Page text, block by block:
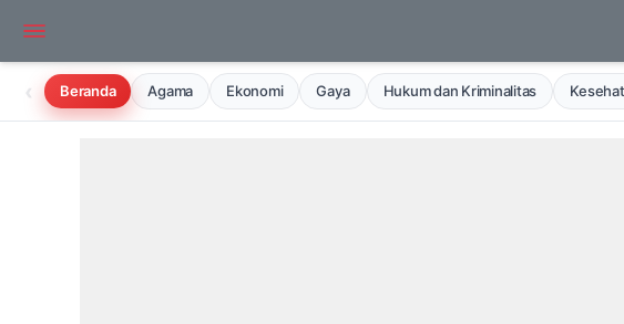
‹ Beranda Agama Ekonomi Gaya Hukum dan Kriminalitas